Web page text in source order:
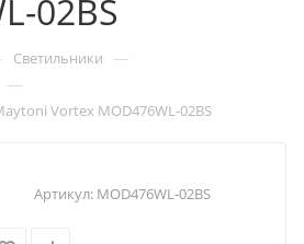
02BS
Светильники —
—
Vortex MOD476WL-02BS
Артикул: MOD476WL-02BS